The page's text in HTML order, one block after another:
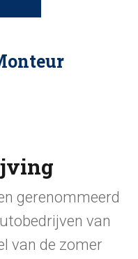
gerenommeerd
van
van de zomer